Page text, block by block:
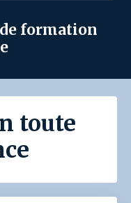
de formation
toute